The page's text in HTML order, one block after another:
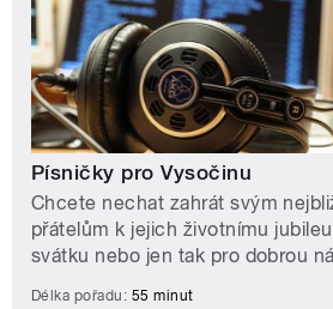
Písničky pro Vysočinu
Chcete nechat zahrát svým
přátelům k jejich životnímu
svátku nebo jen tak pro dobrou
Délka pořadu: 55 minut